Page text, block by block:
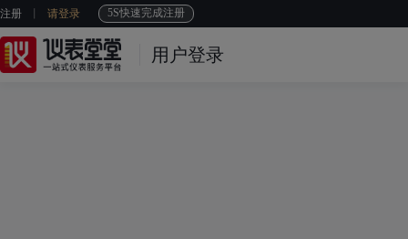
注册 请登录 5S快速完成注册
用户登录